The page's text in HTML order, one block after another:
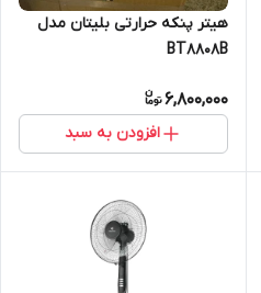
هیتر پنکه حرارتی بلیتان مدل
BT8808B
6,800,000
افزودن به سبد